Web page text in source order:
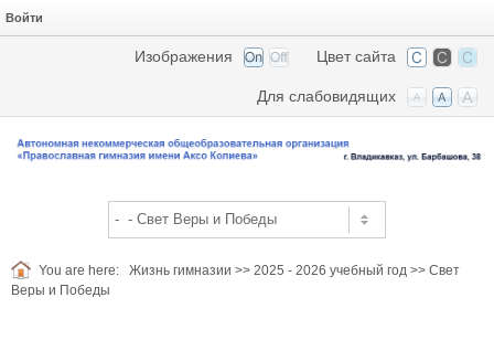
Войти
Цвет сайта
Изображения
Для слабовидящих
You are here: Жизнь гимназии >> 2025 - 2026 учебный год >> Свет
Веры и Победы